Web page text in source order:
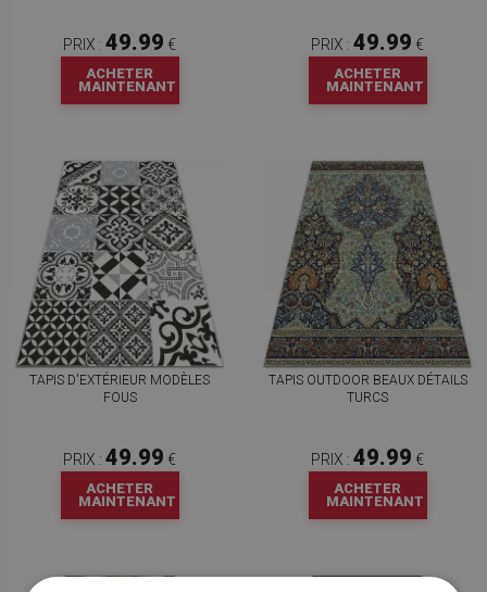
PRIX : 49.99 €
ACHETER
MAINTENANT
PRIX : 49.99 €
ACHETER
MAINTENANT
TAPIS D'EXTÉRIEUR MODÈLES
FOUS
PRIX : 49.99 €
ACHETER
MAINTENANT
TAPIS OUTDOOR BEAUX DÉTAILS
TURCS
PRIX : 49.99 €
ACHETER
MAINTENANT